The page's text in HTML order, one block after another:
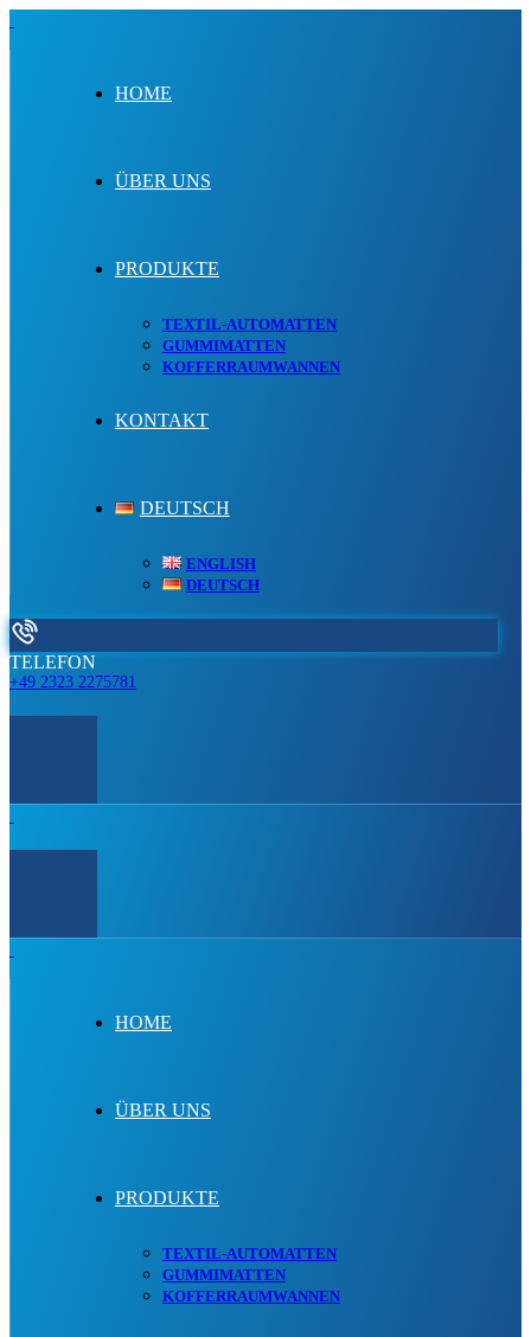
HOME
ÜBER UNS
PRODUKTE
TEXTIL-AUTOMATTEN
GUMMIMATTEN
KOFFERRAUMWANNEN
KONTAKT
DEUTSCH
ENGLISH
DEUTSCH
TELEFON
+49 2323 2275781
HOME
ÜBER UNS
PRODUKTE
TEXTIL-AUTOMATTEN
GUMMIMATTEN
KOFFERRAUMWANNEN